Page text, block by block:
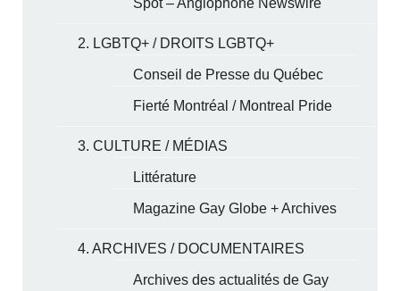
2. LGBTQ+ / DROITS LGBTQ+
Conseil de Presse du Québec
Fierté Montréal / Montreal Pride
3. CULTURE / MÉDIAS
Littérature
Magazine Gay Globe + Archives
4. ARCHIVES / DOCUMENTAIRES
Archives des actualités de Gay